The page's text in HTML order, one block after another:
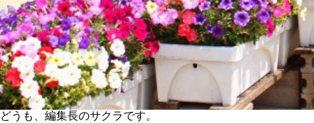
どうも、編集長のサクラです。